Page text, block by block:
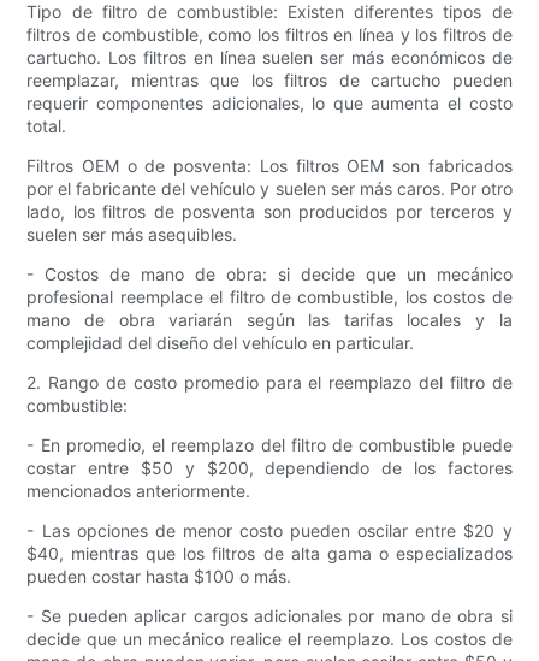
Tipo de filtro de combustible: Existen diferentes tipos de
filtros de combustible, como los filtros en línea y los filtros de
cartucho. Los filtros en línea suelen ser más económicos de
reemplazar, mientras que los filtros de cartucho pueden
requerir componentes adicionales, lo que aumenta el costo
total.
Filtros OEM o de posventa: Los filtros OEM son fabricados
por el fabricante del vehículo y suelen ser más caros. Por otro
lado, los filtros de posventa son producidos por terceros y
suelen ser más asequibles.
- Costos de mano de obra: si decide que un mecánico
profesional reemplace el filtro de combustible, los costos de
mano de obra variarán según las tarifas locales y la
complejidad del diseño del vehículo en particular.
2. Rango de costo promedio para el reemplazo del filtro de
combustible:
- En promedio, el reemplazo del filtro de combustible puede
costar entre $50 y $200, dependiendo de los factores
mencionados anteriormente.
- Las opciones de menor costo pueden oscilar entre $20 y
$40, mientras que los filtros de alta gama o especializados
pueden costar hasta $100 o más.
- Se pueden aplicar cargos adicionales por mano de obra si
decide que un mecánico realice el reemplazo. Los costos de